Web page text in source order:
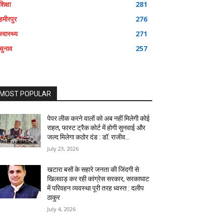
281
276
271
257
POPULAR
पेपर लीक करने वालों को अब नहीं मिलेगी कोई
राहत, फास्ट ट्रैक कोर्ट में होगी सुनवाई और
जल्द मिलेगा कठोर दंड : डॉ. राजीव...
July 23, 2026
खटारा बसों के सहारे जनता की जिंदगी से
खिलवाड़ कर रही कांग्रेस सरकार, सरकाघाट
में परिवहन व्यवस्था पूरी तरह ध्वस्त : दलीप
ठाकुर
July 4, 2026